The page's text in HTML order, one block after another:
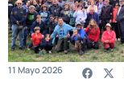
11 Mayo 2026